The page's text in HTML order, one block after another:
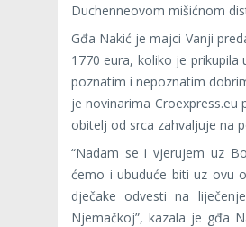
Duchenneovom mišićnom
Gđa Nakić je majci Vanji
1770 eura, koliko je prikupila
poznatim i nepoznatim
je novinarima Croexpress.eu
obitelj od srca zahvaljuje na
“Nadam se i vjerujem uz
ćemo i ubuduće biti uz ovu
dječake odvesti na
Njemačkoj”, kazala je gđa